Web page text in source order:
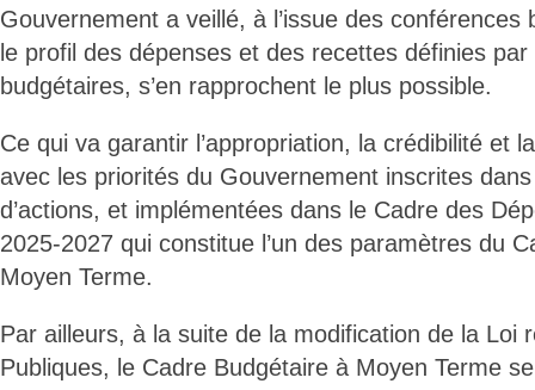
Gouvernement a veillé, à l’issue des conférences
le profil des dépenses et des recettes définies
budgétaires, s’en rapprochent le plus possible.
Ce qui va garantir l’appropriation, la crédibilité et
avec les priorités du Gouvernement inscrites
d’actions, et implémentées dans le Cadre des
2025-2027 qui constitue l’un des paramètres du
Moyen Terme.
Par ailleurs, à la suite de la modification de la Loi
Publiques, le Cadre Budgétaire à Moyen Terme